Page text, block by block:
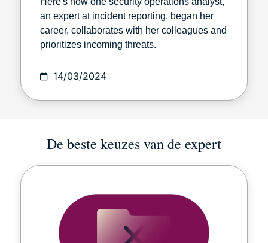
an expert at incident reporting, began her
career, collaborates with her colleagues and
prioritizes incoming threats.
14/03/2024
De beste keuzes van de expert